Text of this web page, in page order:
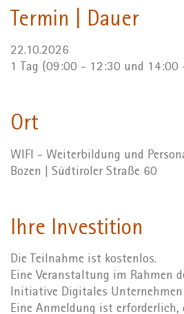
Termin | Dauer
22.10.2026
1 Tag (09:00 - 12:30 und 14:00
Ort
WIFI - Weiterbildung und
Bozen | Südtiroler Straße 60
Ihre Investition
Die Teilnahme ist kostenlos.
Eine Veranstaltung im Rahmen
Initiative Digitales Unternehmen
Eine Anmeldung ist